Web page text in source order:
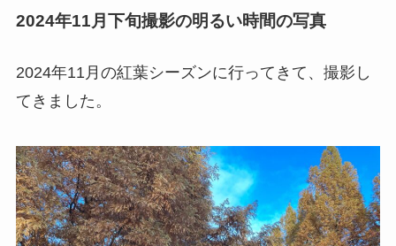
2024年11月下旬撮影の明るい時間の写真
2024年11月の紅葉シーズンに行ってきて、撮影し
てきました。